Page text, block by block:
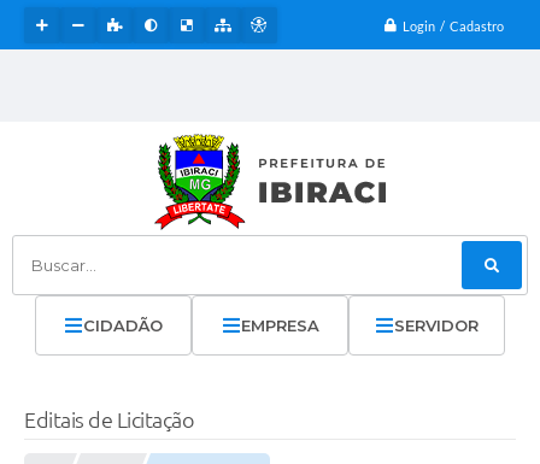
Login / Cadastro
Buscar...
CIDADÃO EMPRESA SERVIDOR
Editais de Licitação